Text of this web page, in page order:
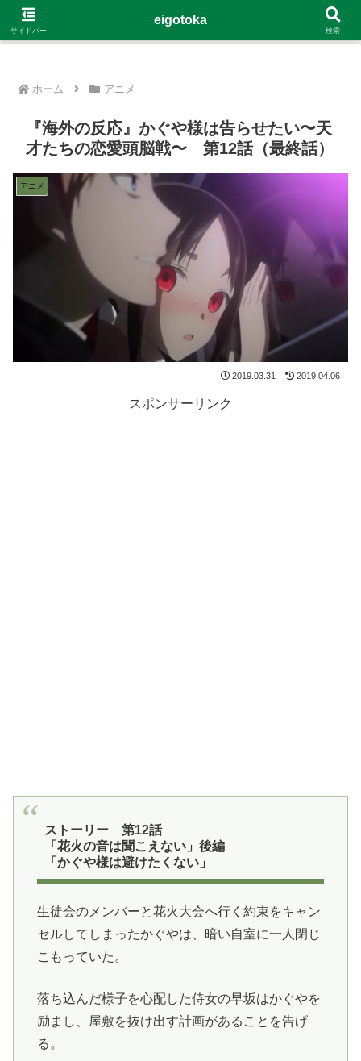
G-4Y8348WE8B
ホーム アニメ
『海外の反応』かぐや様は告らせたい〜天
才たちの恋愛頭脳戦〜 第12話（最終話）
アニメ
2019.03.31 2019.04.06
スポンサーリンク
ストーリー 第12話
「花火の音は聞こえない」後編
「かぐや様は避けたくない」
生徒会のメンバーと花火大会へ行く約束をキャン
セルしてしまったかぐやは、暗い自室に一人閉じ
こもっていた。
落ち込んだ様子を心配した侍女の早坂はかぐやを
励まし、屋敷を抜け出す計画があることを告げ
る。
サイドバー
eigotoka
検索